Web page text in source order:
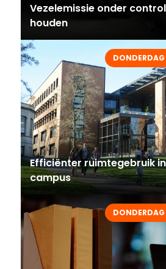
Vezelemissie onder
houden
Efficiënter ruimtegebruik
campus